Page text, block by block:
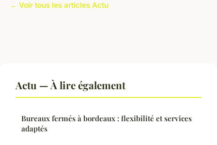
← Voir tous les articles Actu
Actu — À lire également
Bureaux fermés à bordeaux : flexibilité et services
adaptés